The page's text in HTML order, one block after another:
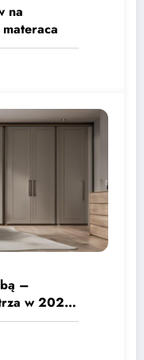
na
–
w 2023